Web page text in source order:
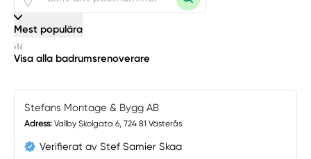
Mest populära
Visa alla badrumsrenoverare
Stefans Montage & Bygg AB
Adress:Vallby Skolgata 6, 724 81 Västerås
Verifierat av Stef Samier Skaa